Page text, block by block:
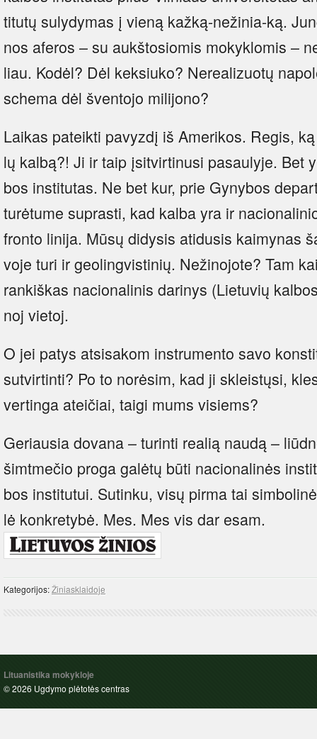
ti­tu­tų su­ly­dy­mas į vie­ną kaž­ką-ne­ži­nia-ką.
nos afe­ros – su aukš­to­sio­mis mo­kyk­lo­mis –
liau. Ko­dėl? Dėl kek­siu­ko? Ne­rea­li­zuo­tų
sche­ma dėl šven­to­jo mi­li­jo­no?
Lai­kas pa­teik­ti pa­vyz­dį iš Ame­ri­kos. Re­gis,
lų kal­bą?! Ji ir taip įsit­vir­ti­nu­si pa­sau­ly­je. Bet
bos ins­ti­tu­tas. Ne bet kur, prie Gy­ny­bos
tu­rė­tu­me su­pras­ti, kad kal­ba yra ir
fron­to li­ni­ja. Mū­sų di­dy­sis ati­du­sis kai­my­nas
vo­je tu­ri ir geo­ling­vis­ti­nių. Ne­ži­no­jo­te? Tam
ran­kiš­kas na­cio­na­li­nis da­ri­nys (Lie­tu­vių
noj vie­toj.
O jei pa­tys at­si­sa­kom ins­tru­men­to sa­vo
su­tvir­tin­ti? Po to no­rė­sim, kad ji skleis­tų­si,
ver­tin­ga at­ei­čiai, tai­gi mums vi­siems?
Ge­riau­sia do­va­na – tu­rin­ti rea­lią nau­dą –
šimt­me­čio pro­ga ga­lė­tų bū­ti na­cio­na­li­nės
bos ins­ti­tu­tui. Su­tin­ku, vi­sų pir­ma tai
lė kon­kre­ty­bė. Mes. Mes vis dar esam.
Kategorijos:Žiniasklaidoje
Lituanistika mokykloje
© 2026 Ugdymo plėtotės centras